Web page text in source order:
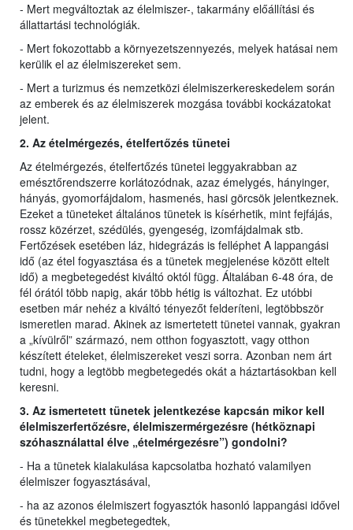
- Mert megváltoztak az élelmiszer-, takarmány előállítási és
állattartási technológiák.
- Mert fokozottabb a környezetszennyezés, melyek hatásai nem
kerülik el az élelmiszereket sem.
- Mert a turizmus és nemzetközi élelmiszerkereskedelem során
az emberek és az élelmiszerek mozgása további kockázatokat
jelent.
2. Az ételmérgezés, ételfertőzés tünetei
Az ételmérgezés, ételfertőzés tünetei leggyakrabban az
emésztőrendszerre korlátozódnak, azaz émelygés, hányinger,
hányás, gyomorfájdalom, hasmenés, hasi görcsök jelentkeznek.
Ezeket a tüneteket általános tünetek is kísérhetik, mint fejfájás,
rossz közérzet, szédülés, gyengeség, izomfájdalmak stb.
Fertőzések esetében láz, hidegrázás is felléphet A lappangási
idő (az étel fogyasztása és a tünetek megjelenése között eltelt
idő) a megbetegedést kiváltó októl függ. Általában 6-48 óra, de
fél órától több napig, akár több hétig is változhat. Ez utóbbi
esetben már nehéz a kiváltó tényezőt felderíteni, legtöbbször
ismeretlen marad. Akinek az ismertetett tünetei vannak, gyakran
a „kívülről” származó, nem otthon fogyasztott, vagy otthon
készített ételeket, élelmiszereket veszi sorra. Azonban nem árt
tudni, hogy a legtöbb megbetegedés okát a háztartásokban kell
keresni.
3. Az ismertetett tünetek jelentkezése kapcsán mikor kell
élelmiszerfertőzésre, élelmiszermérgezésre (hétköznapi
szóhasználattal élve „ételmérgezésre”) gondolni?
- Ha a tünetek kialakulása kapcsolatba hozható valamilyen
élelmiszer fogyasztásával,
- ha az azonos élelmiszert fogyasztók hasonló lappangási idővel
és tünetekkel megbetegedtek,